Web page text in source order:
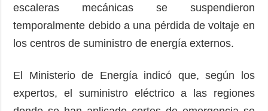
escaleras mecánicas se suspendieron
temporalmente debido a una pérdida de voltaje en
los centros de suministro de energía externos.
El Ministerio de Energía indicó que, según los
expertos, el suministro eléctrico a las regiones